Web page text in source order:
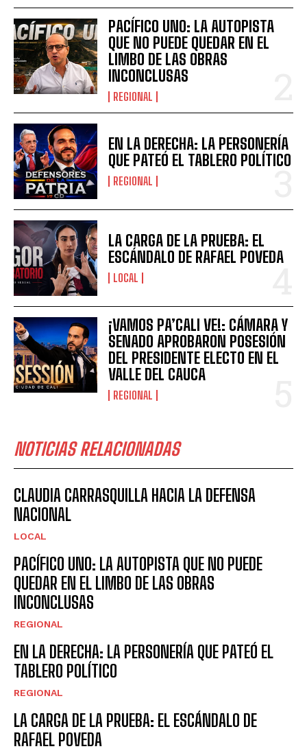
PACÍFICO UNO: LA AUTOPISTA
QUE NO PUEDE QUEDAR EN EL
LIMBO DE LAS OBRAS
INCONCLUSAS
REGIONAL
EN LA DERECHA: LA PERSONERÍA
QUE PATEÓ EL TABLERO POLÍTICO
REGIONAL
LA CARGA DE LA PRUEBA: EL
ESCÁNDALO DE RAFAEL POVEDA
LOCAL
¡VAMOS PA’CALI VE!: CÁMARA Y
SENADO APROBARON POSESIÓN
DEL PRESIDENTE ELECTO EN EL
VALLE DEL CAUCA
REGIONAL
NOTICIAS RELACIONADAS
CLAUDIA CARRASQUILLA HACIA LA DEFENSA
NACIONAL
LOCAL
PACÍFICO UNO: LA AUTOPISTA QUE NO PUEDE
QUEDAR EN EL LIMBO DE LAS OBRAS
INCONCLUSAS
REGIONAL
EN LA DERECHA: LA PERSONERÍA QUE PATEÓ EL
TABLERO POLÍTICO
REGIONAL
LA CARGA DE LA PRUEBA: EL ESCÁNDALO DE
RAFAEL POVEDA